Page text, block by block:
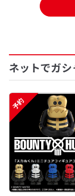
ネットでガシ
予約